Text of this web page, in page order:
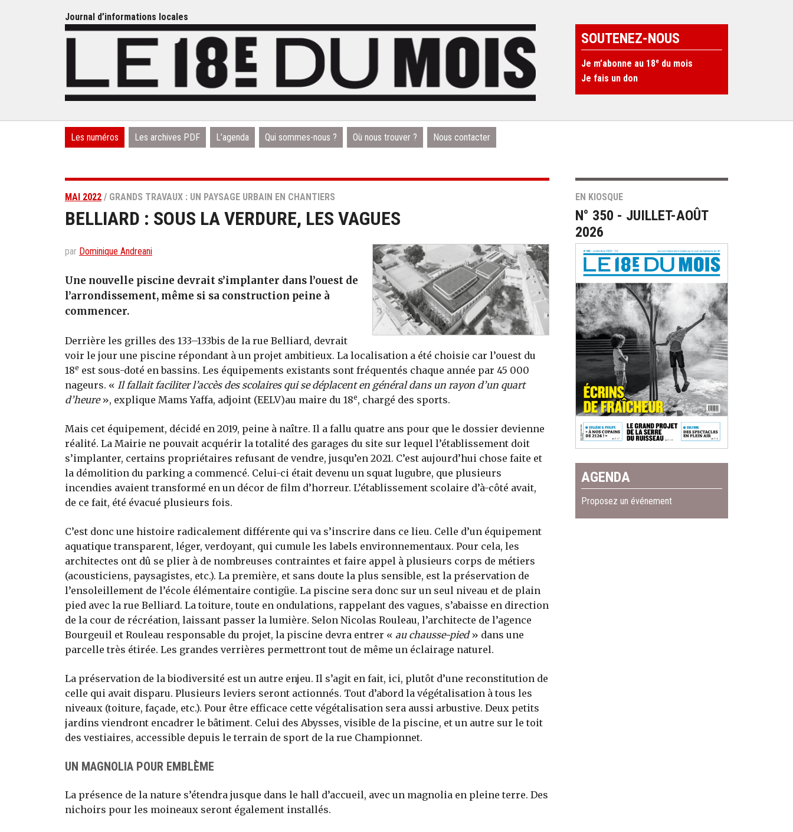
Journal d’informations locales
SOUTENEZ-NOUS
Je m’abonne au 18e du mois
Je fais un don
Les numéros Les archives PDF L’agenda Qui sommes-nous ? Où nous trouver ? Nous contacter
MAI 2022 / GRANDS TRAVAUX : UN PAYSAGE URBAIN EN CHANTIERS
BELLIARD : SOUS LA VERDURE, LES VAGUES
par Dominique Andreani
Une nouvelle piscine devrait s’implanter dans l’ouest de
l’arrondissement, même si sa construction peine à
commencer.
Derrière les grilles des 133–133bis de la rue Belliard, devrait
voir le jour une piscine répondant à un projet ambitieux. La localisation a été choisie car l’ouest du
18e est sous-doté en bassins. Les équipements existants sont fréquentés chaque année par 45 000
nageurs. « Il fallait faciliter l’accès des scolaires qui se déplacent en général dans un rayon d’un quart
d’heure», explique Mams Yaffa, adjoint (EELV)au maire du 18e, chargé des sports.
Mais cet équipement, décidé en 2019, peine à naître. Il a fallu quatre ans pour que le dossier devienne
réalité. La Mairie ne pouvait acquérir la totalité des garages du site sur lequel l’établissement doit
s’implanter, certains propriétaires refusant de vendre, jusqu’en 2021. C’est aujourd’hui chose faite et
la démolition du parking a commencé. Celui-ci était devenu un squat lugubre, que plusieurs
incendies avaient transformé en un décor de film d’horreur. L’établissement scolaire d’à-côté avait,
de ce fait, été évacué plusieurs fois.
C’est donc une histoire radicalement différente qui va s’inscrire dans ce lieu. Celle d’un équipement
aquatique transparent, léger, verdoyant, qui cumule les labels environnementaux. Pour cela, les
architectes ont dû se plier à de nombreuses contraintes et faire appel à plusieurs corps de métiers
(acousticiens, paysagistes, etc.). La première, et sans doute la plus sensible, est la préservation de
l’ensoleillement de l’école élémentaire contigüe. La piscine sera donc sur un seul niveau et de plain
pied avec la rue Belliard. La toiture, toute en ondulations, rappelant des vagues, s’abaisse en direction
de la cour de récréation, laissant passer la lumière. Selon Nicolas Rouleau, l’architecte de l’agence
Bourgeuil et Rouleau responsable du projet, la piscine devra entrer « au chausse-pied» dans une
parcelle très étirée. Les grandes verrières permettront tout de même un éclairage naturel.
La préservation de la biodiversité est un autre enjeu. Il s’agit en fait, ici, plutôt d’une reconstitution de
celle qui avait disparu. Plusieurs leviers seront actionnés. Tout d’abord la végétalisation à tous les
niveaux (toiture, façade, etc.). Pour être efficace cette végétalisation sera aussi arbustive. Deux petits
jardins viendront encadrer le bâtiment. Celui des Abysses, visible de la piscine, et un autre sur le toit
des vestiaires, accessible depuis le terrain de sport de la rue Championnet.
UN MAGNOLIA POUR EMBLÈME
La présence de la nature s’étendra jusque dans le hall d’accueil, avec un magnolia en pleine terre. Des
nichoirs pour les moineaux seront également installés.
EN KIOSQUE
N° 350 - JUILLET-AOÛT
2026
AGENDA
Proposez un événement